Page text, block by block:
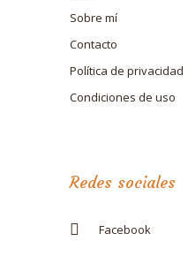
Sobre mí
Contacto
Política de privacidad
Condiciones de uso
Redes sociales
Facebook